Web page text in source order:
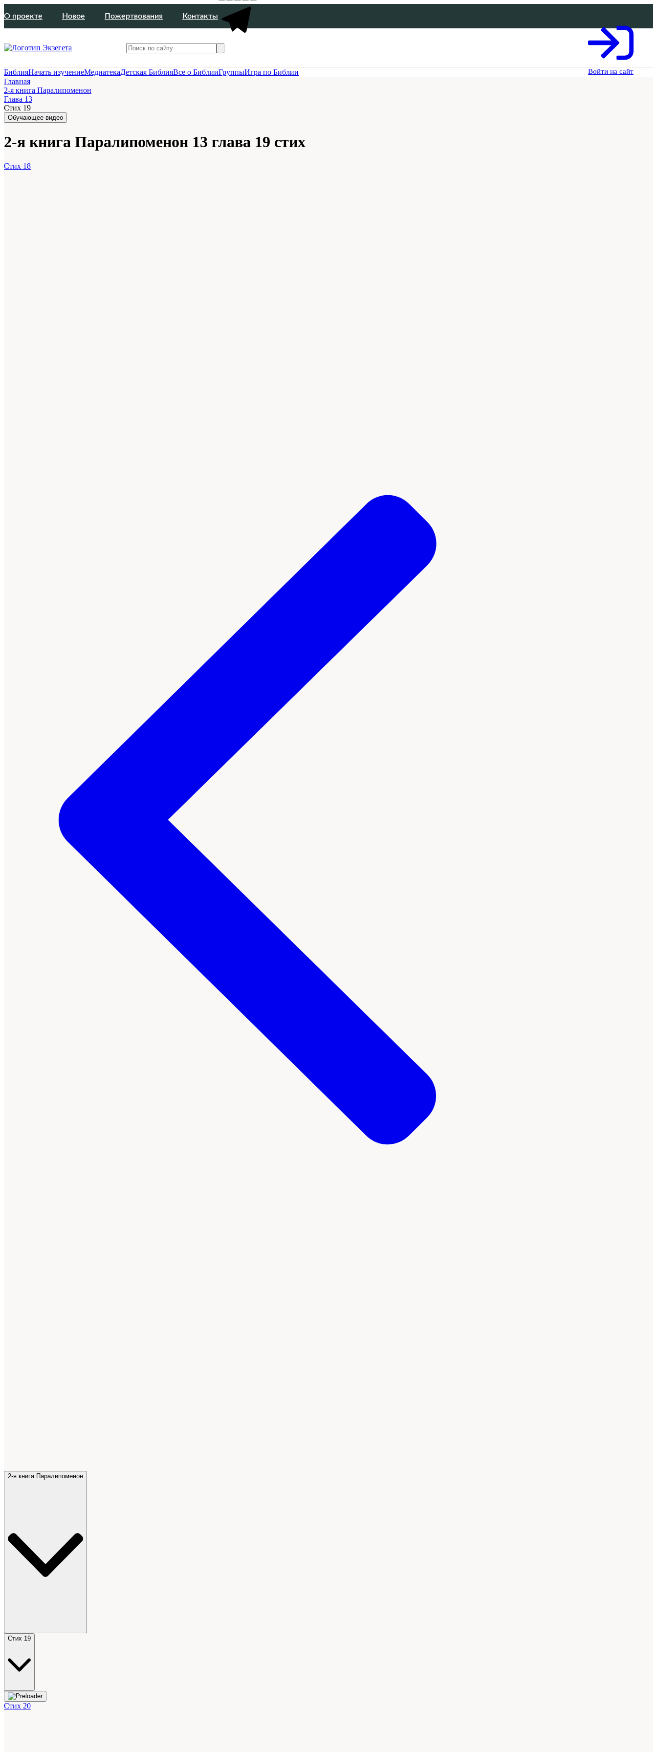
О проекте Новое Пожертвования Контакты
Войти на сайт
БиблияНачать изучениеМедиатекаДетская БиблияВсе о БиблииГруппыИгра по Библии
Главная
2-я книга Паралипоменон
Глава 13
Стих 19
Обучающее видео
2-я книга Паралипоменон 13 глава 19 стих
Стих 18
2-я книга Паралипоменон
Стих 19
Стих 20